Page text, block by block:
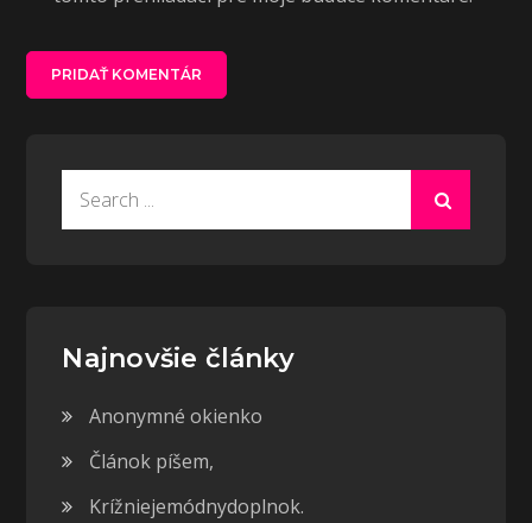
Najnovšie články
Anonymné okienko
Článok píšem,
Krížniejemódnydoplnok.